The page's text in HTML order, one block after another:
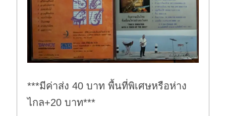
***มีค่าส่ง 40 บาท พื้นที่พิเศษหรือห่าง
ไกล+20 บาท***